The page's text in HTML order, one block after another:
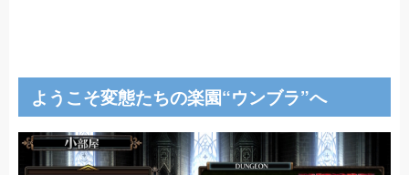
ようこそ変態たちの楽園“ウンブラ”へ